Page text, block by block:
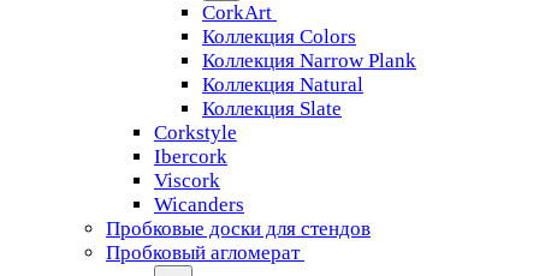
CorkArt
Коллекция Colors
Коллекция Narrow Plank
Коллекция Natural
Коллекция Slate
Corkstyle
Ibercork
Viscork
Wicanders
Пробковые доски для стендов
Пробковый агломерат